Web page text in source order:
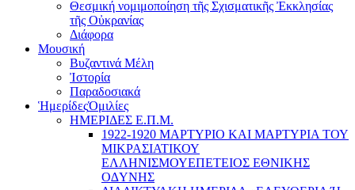
Θεσμική νομιμοποίηση τῆς Σχισματικῆς Ἐκκλησίας
τῆς Οὐκρανίας
Διάφορα
Μουσική
Βυζαντινά Μέλη
Ἰστορία
Παραδοσιακά
ἩμερίδεςὉμιλίες
ΗΜΕΡΙΔΕΣ Ε.Π.Μ.
1922-1920 ΜΑΡΤΥΡΙΟ ΚΑI ΜΑΡΤΥΡIΑ ΤΟΥ
ΜΙΚΡΑΣΙΑΤΙΚΟΥ
EΛΛΗΝΙΣΜΟΥEΠEΤΕΙΟΣ EΘΝΙΚHΣ
O∆YΝΗΣ